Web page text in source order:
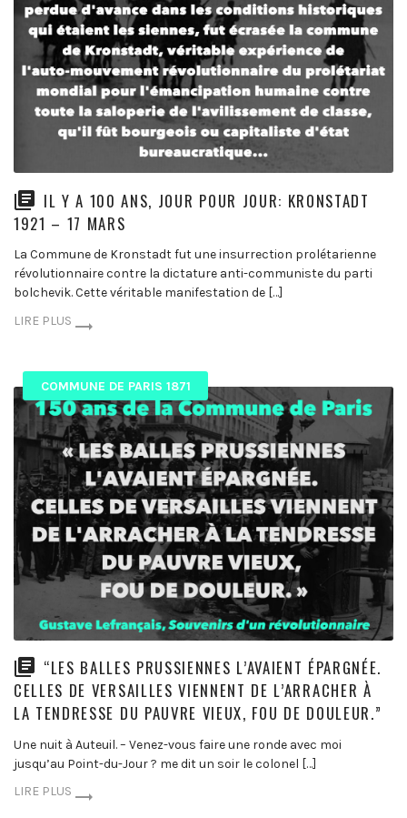
IL Y A 100 ANS, JOUR POUR JOUR: KRONSTADT
1921 – 17 MARS
La Commune de Kronstadt fut une insurrection prolétarienne
révolutionnaire contre la dictature anti-communiste du parti
bolchevik. Cette véritable manifestation de […]
LIRE PLUS
COMMUNE DE PARIS 1871
“LES BALLES PRUSSIENNES L’AVAIENT ÉPARGNÉE.
CELLES DE VERSAILLES VIENNENT DE L’ARRACHER À
LA TENDRESSE DU PAUVRE VIEUX, FOU DE DOULEUR.”
Une nuit à Auteuil. – Venez-vous faire une ronde avec moi
jusqu’au Point-du-Jour ? me dit un soir le colonel […]
LIRE PLUS